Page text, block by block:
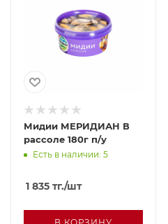
Мидии МЕРИДИАН В
рассоле 180г п/у
Есть в наличии: 5
1 835 тг./шт